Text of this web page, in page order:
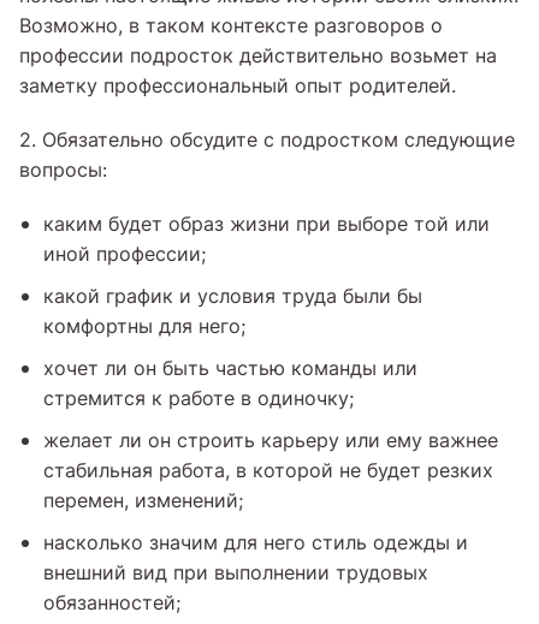
Возможно, в таком контексте разговоров о
профессии подросток действительно возьмет на
заметку профессиональный опыт родителей.
2. Обязательно обсудите с подростком следующие
вопросы:
каким будет образ жизни при выборе той или
иной профессии;
какой график и условия труда были бы
комфортны для него;
хочет ли он быть частью команды или
стремится к работе в одиночку;
желает ли он строить карьеру или ему важнее
стабильная работа, в которой не будет резких
перемен, изменений;
насколько значим для него стиль одежды и
внешний вид при выполнении трудовых
обязанностей;